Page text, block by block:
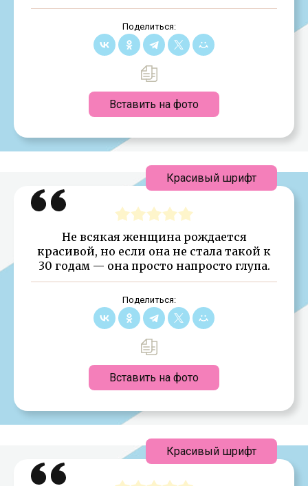
Поделиться:
Вставить на фото
Не всякая женщина рождается
красивой, но если она не стала такой к
30 годам — она просто напросто глупа.
Поделиться:
Вставить на фото
Красивый шрифт
Красивый шрифт